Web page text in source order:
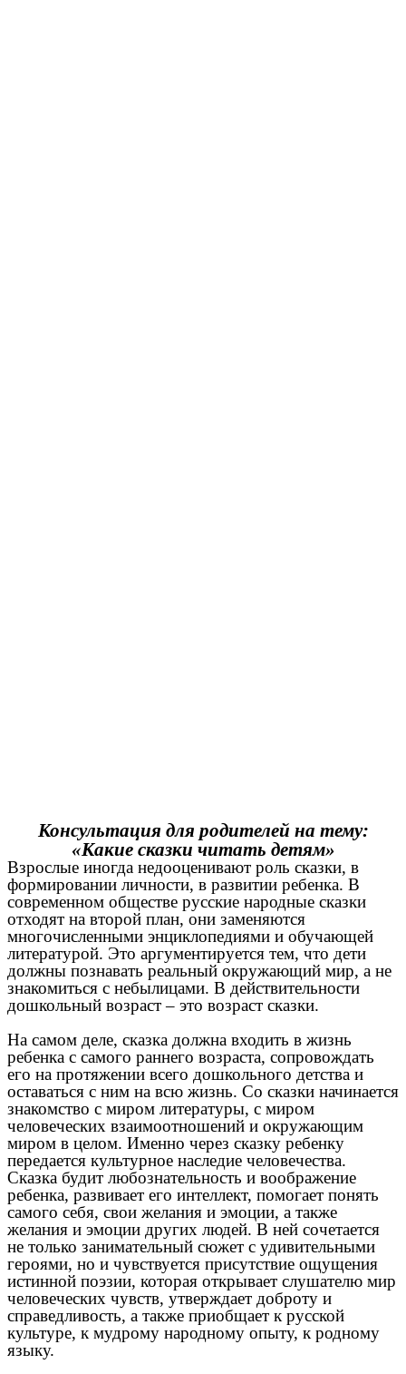
Консультация для родителей на тему:
«Какие сказки читать детям»
Взрослые иногда недооценивают роль сказки, в
формировании личности, в развитии ребенка. В
современном обществе русские народные сказки
отходят на второй план, они заменяются
многочисленными энциклопедиями и обучающей
литературой. Это аргументируется тем, что дети
должны познавать реальный окружающий мир, а не
знакомиться с небылицами. В действительности
дошкольный возраст – это возраст сказки.
На самом деле, сказка должна входить в жизнь
ребенка с самого раннего возраста, сопровождать
его на протяжении всего дошкольного детства и
оставаться с ним на всю жизнь. Со сказки начинается
знакомство с миром литературы, с миром
человеческих взаимоотношений и окружающим
миром в целом. Именно через сказку ребенку
передается культурное наследие человечества.
Сказка будит любознательность и воображение
ребенка, развивает его интеллект, помогает понять
самого себя, свои желания и эмоции, а также
желания и эмоции других людей. В ней сочетается
не только занимательный сюжет с удивительными
героями, но и чувствуется присутствие ощущения
истинной поэзии, которая открывает слушателю мир
человеческих чувств, утверждает доброту и
справедливость, а также приобщает к русской
культуре, к мудрому народному опыту, к родному
языку.